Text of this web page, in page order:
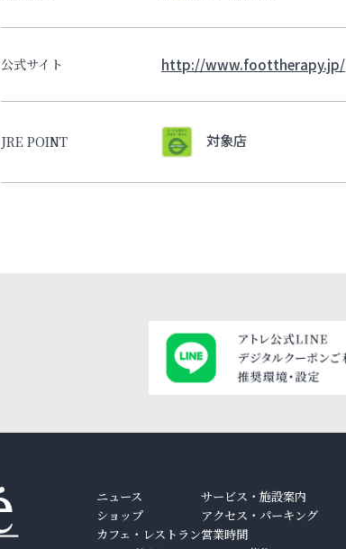
公式サイト http://www.foottherapy.jp/
JRE POINT 対象店
ニュース
ショップ
カフェ・レストラン
サービス・施設案内
アクセス・パーキング
営業時間